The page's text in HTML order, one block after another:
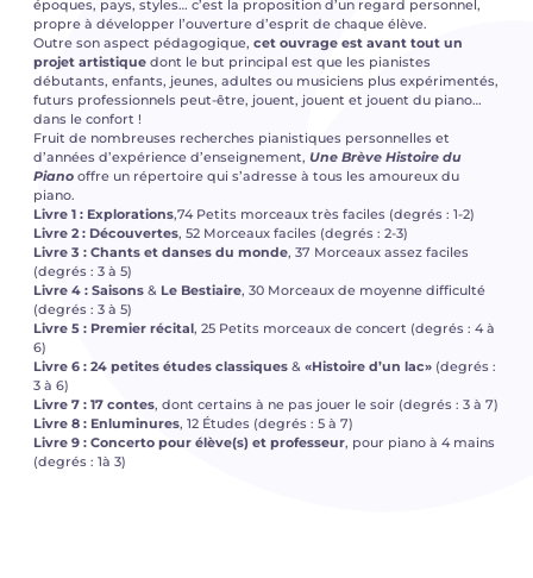
époques, pays, styles… c’est la proposition d’un regard personnel,
propre à développer l’ouverture d’esprit de chaque élève.
Outre son aspect pédagogique, cet ouvrage est avant tout un
projet artistique dont le but principal est que les pianistes
débutants, enfants, jeunes, adultes ou musiciens plus expérimentés,
futurs professionnels peut-être, jouent, jouent et jouent du piano…
dans le confort !
Fruit de nombreuses recherches pianistiques personnelles et
d’années d’expérience d’enseignement, Une Brève Histoire du
Piano offre un répertoire qui s’adresse à tous les amoureux du
piano.
Livre 1 : Explorations,74 Petits morceaux très faciles (degrés : 1-2)
Livre 2 : Découvertes, 52 Morceaux faciles (degrés : 2-3)
Livre 3 : Chants et danses du monde, 37 Morceaux assez faciles
(degrés : 3 à 5)
Livre 4 : Saisons & Le Bestiaire, 30 Morceaux de moyenne difficulté
(degrés : 3 à 5)
Livre 5 : Premier récital, 25 Petits morceaux de concert (degrés : 4 à
6)
Livre 6 : 24 petites études classiques & «Histoire d’un lac» (degrés :
3 à 6)
Livre 7 : 17 contes, dont certains à ne pas jouer le soir (degrés : 3 à 7)
Livre 8 : Enluminures, 12 Études (degrés : 5 à 7)
Livre 9 : Concerto pour élève(s) et professeur, pour piano à 4 mains
(degrés : 1à 3)